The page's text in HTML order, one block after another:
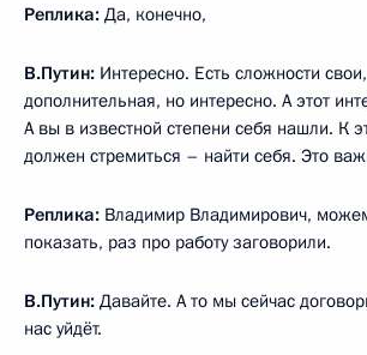
Реплика: Да, конечно,
В.Путин: Интересно. Есть сложности
дополнительная, но интересно. А этот
А вы в известной степени себя нашли. К
должен стремиться – найти себя. Это
Реплика: Владимир Владимирович,
показать, раз про работу заговорили.
В.Путин: Давайте. А то мы сейчас
нас уйдёт.